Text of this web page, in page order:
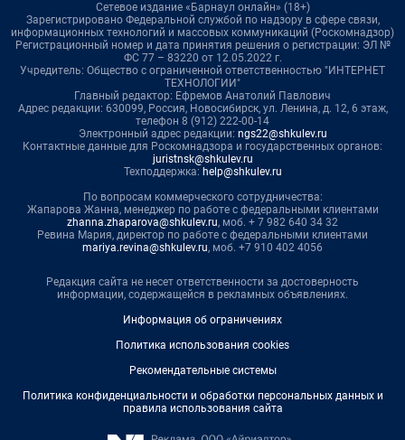
Сетевое издание «Барнаул онлайн» (18+)
Зарегистрировано Федеральной службой по надзору в сфере связи,
информационных технологий и массовых коммуникаций (Роскомнадзор)
Регистрационный номер и дата принятия решения о регистрации: ЭЛ №
ФС 77 – 83220 от 12.05.2022 г.
Учредитель: Общество с ограниченной ответственностью "ИНТЕРНЕТ
ТЕХНОЛОГИИ"
Главный редактор: Ефремов Анатолий Павлович
Адрес редакции: 630099, Россия, Новосибирск, ул. Ленина, д. 12, 6 этаж,
телефон 8 (912) 222-00-14
Электронный адрес редакции: ngs22@shkulev.ru
Контактные данные для Роскомнадзора и государственных органов:
juristnsk@shkulev.ru
Техподдержка: help@shkulev.ru
По вопросам коммерческого сотрудничества:
Жапарова Жанна, менеджер по работе с федеральными клиентами
zhanna.zhaparova@shkulev.ru, моб. + 7 982 640 34 32
Ревина Мария, директор по работе с федеральными клиентами
mariya.revina@shkulev.ru, моб. +7 910 402 4056
Редакция сайта не несет ответственности за достоверность
информации, содержащейся в рекламных объявлениях.
Информация об ограничениях
Политика использования cookies
Рекомендательные системы
Политика конфиденциальности и обработки персональных данных и
правила использования сайта